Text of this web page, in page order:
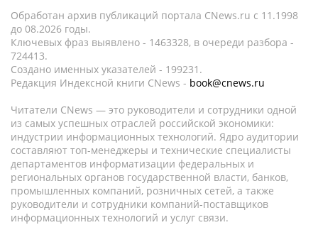
Обработан архив публикаций портала CNews.ru c 11.1998
до 08.2026 годы.
Ключевых фраз выявлено - 1463328, в очереди разбора -
724413.
Создано именных указателей - 199231.
Редакция Индексной книги CNews - book@cnews.ru
Читатели CNews — это руководители и сотрудники одной
из самых успешных отраслей российской экономики:
индустрии информационных технологий. Ядро аудитории
составляют топ-менеджеры и технические специалисты
департаментов информатизации федеральных и
региональных органов государственной власти, банков,
промышленных компаний, розничных сетей, а также
руководители и сотрудники компаний-поставщиков
информационных технологий и услуг связи.